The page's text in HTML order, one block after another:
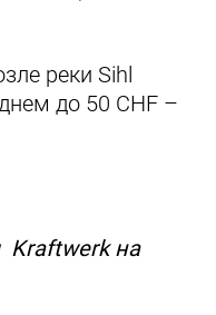
реки Sihl
до 50 CHF –
Kraftwerkна